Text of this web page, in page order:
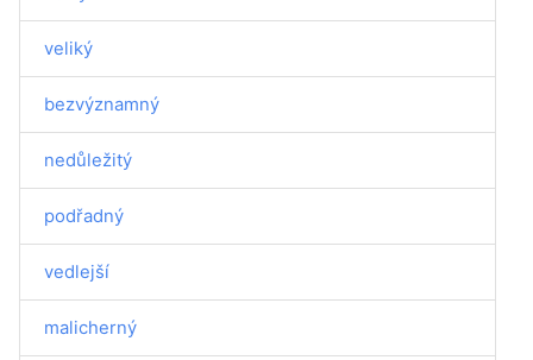
veliký
bezvýznamný
nedůležitý
podřadný
vedlejší
malicherný